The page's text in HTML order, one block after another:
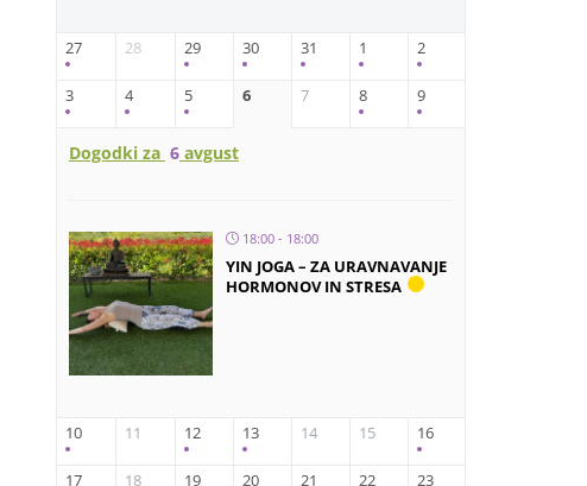
27 28 29 30 31 1 2
3 4 5 6 7 8 9
Dogodki za 6 avgust
18:00 - 18:00
YIN JOGA – ZA URAVNAVANJE
HORMONOV IN STRESA
10 11 12 13 14 15 16
17 18 19 20 21 22 23